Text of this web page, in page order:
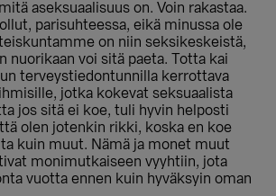
aseksuaalisuus on. Voin rakastaa.
parisuhteessa, eikä minussa ole
on niin seksikeskeistä,
nuorikaan voi sitä paeta. Totta kai
terveystiedontunnilla kerrottava
jotka kokevat seksuaalista
jos sitä ei koe, tuli hyvin helposti
olen jotenkin rikki, koska en koe
kuin muut. Nämä ja monet muut
monimutkaiseen vyyhtiin, jota
vuotta ennen kuin hyväksyin oman